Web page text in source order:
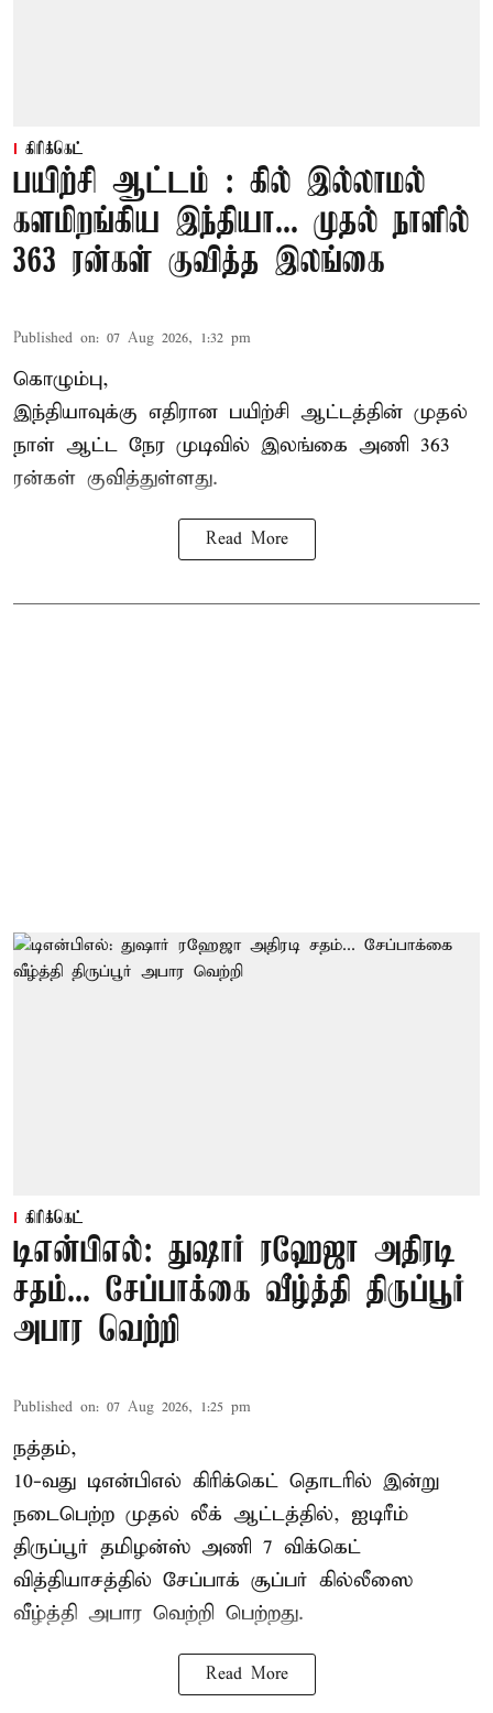
கிரிக்கெட்
பயிற்சி ஆட்டம் : கில் இல்லாமல்
களமிறங்கிய இந்தியா... முதல் நாளில்
363 ரன்கள் குவித்த இலங்கை
Published on: 07 Aug 2026, 1:32 pm
கொழும்பு,
இந்தியாவுக்கு எதிரான பயிற்சி ஆட்டத்தின் முதல்
நாள் ஆட்ட நேர முடிவில் இலங்கை அணி 363
ரன்கள் குவித்துள்ளது.
Read More
கிரிக்கெட்
டிஎன்பிஎல்: துஷார் ரஹேஜா அதிரடி
சதம்... சேப்பாக்கை வீழ்த்தி திருப்பூர்
அபார வெற்றி
Published on: 07 Aug 2026, 1:25 pm
நத்தம்,
10-வது டிஎன்பிஎல் கிரிக்கெட் தொடரில் இன்று
நடைபெற்ற முதல் லீக் ஆட்டத்தில், ஐடிரீம்
திருப்பூர் தமிழன்ஸ் அணி 7 விக்கெட்
வித்தியாசத்தில் சேப்பாக் சூப்பர் கில்லீஸை
வீழ்த்தி அபார வெற்றி பெற்றது.
Read More